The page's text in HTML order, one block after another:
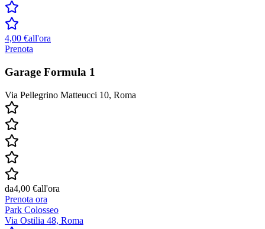
4,00 €all'ora
Prenota
Garage Formula 1
Via Pellegrino Matteucci 10, Roma
da4,00 €all'ora
Prenota ora
Park Colosseo
Via Ostilia 48, Roma